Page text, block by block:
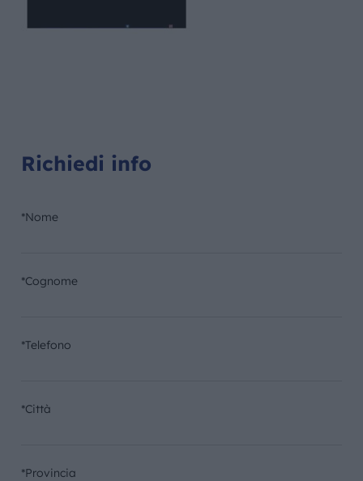
Richiedi info
*Nome
*Cognome
*Telefono
*Città
*Provincia